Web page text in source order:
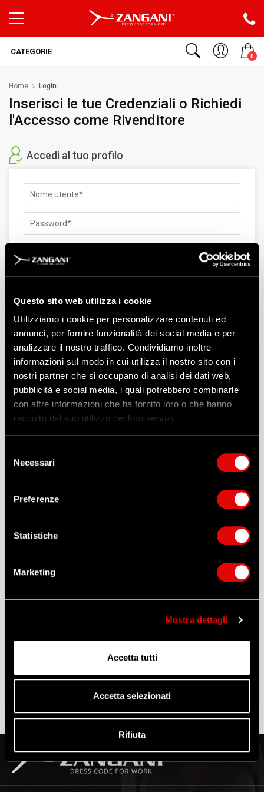
Questo sito web utilizza i cookie
Utilizziamo i cookie per personalizzare contenuti ed
annunci, per fornire funzionalità dei social media e per
analizzare il nostro traffico. Condividiamo inoltre
informazioni sul modo in cui utilizza il nostro sito con i
nostri partner che si occupano di analisi dei dati web,
pubblicità e social media, i quali potrebbero combinarle
con altre informazioni che ha fornito loro o che hanno
raccolto dal suo utilizzo dei loro servizi.
delNecessari
Preferenze
Statistiche
Marketing
Mostra dettagli
Accetta tutti
Accetta selezionati
Rifiuta
0
CATEGORIE
Home Login
Inserisci le tue Credenziali o Richiedi
l'Accesso come Rivenditore
Accedi al tuo profilo
Non ricordi più la password?
* Campi Obbligatori
Dichiaro di aver preso visione dell’ informativadel
Zangani (OBBLIGATORIO)
(Leggi
l'informativa)
L'acquisto online è riservato esclusivamente ai
soggetta a verifica da parte dei nostri operatori